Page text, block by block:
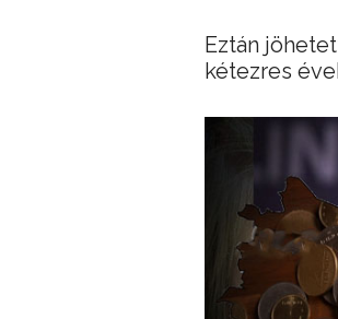
Eztán
kétezres